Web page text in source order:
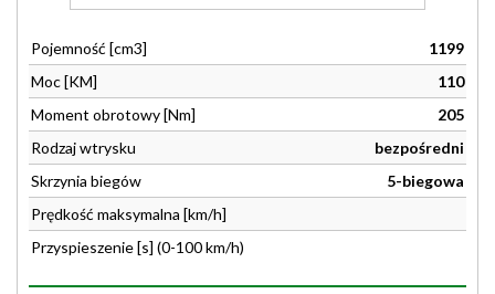
Pojemność [cm3]
1199
Moc [KM]
110
Moment obrotowy [Nm]
205
Rodzaj wtrysku
bezpośredni
Skrzynia biegów
5-biegowa
Prędkość maksymalna [km/h]
Przyspieszenie [s] (0-100 km/h)